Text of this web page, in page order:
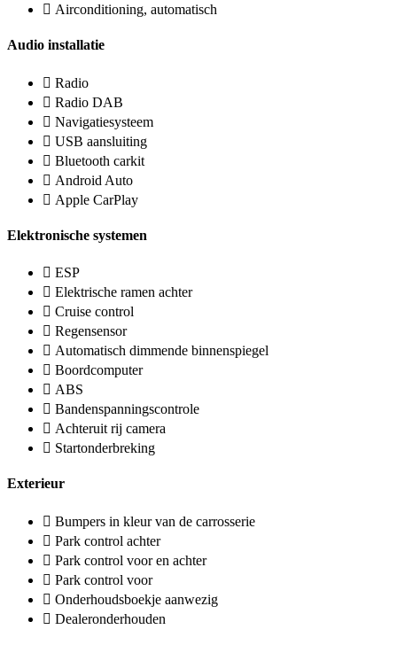
Airconditioning, automatisch
Audio installatie
Radio
Radio DAB
Navigatiesysteem
USB aansluiting
Bluetooth carkit
Android Auto
Apple CarPlay
Elektronische systemen
ESP
Elektrische ramen achter
Cruise control
Regensensor
Automatisch dimmende binnenspiegel
Boordcomputer
ABS
Bandenspanningscontrole
Achteruit rij camera
Startonderbreking
Exterieur
Bumpers in kleur van de carrosserie
Park control achter
Park control voor en achter
Park control voor
Onderhoudsboekje aanwezig
Dealeronderhouden